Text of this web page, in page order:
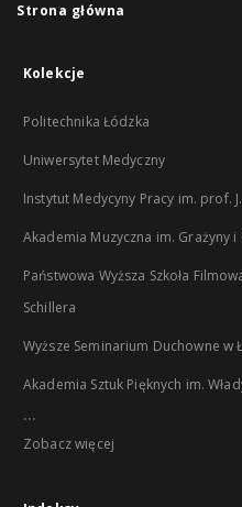
Strona główna
Kolekcje
Politechnika Łódzka
Uniwersytet Medyczny
Instytut Medycyny Pracy im. prof.
Akademia Muzyczna im. Grażyny
Państwowa Wyższa Szkoła
Schillera
Wyższe Seminarium Duchowne w
Akademia Sztuk Pięknych im.
...
Zobacz więcej